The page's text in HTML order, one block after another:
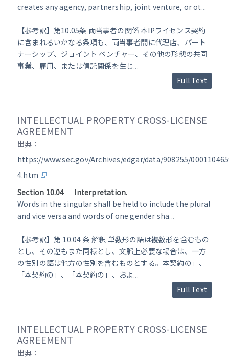
creates any agency, partnership, joint venture, or ot...
【参考訳】第10.05条 両当事者の関係 本IPライセンス契約
に含まれるいかなる条項も、両当事者間に代理店、パート
ナーシップ、ジョイント ベンチャー、その他の形態の共同
事業、雇用、または信託関係を生じ...
Full Text
INTELLECTUAL PROPERTY CROSS-LICENSE
AGREEMENT
出典：
https://www.sec.gov/Archives/edgar/data/908255/
4.htm
Section 10.04 Interpretation.
Words in the singular shall be held to include the plural
and vice versa and words of one gender sha...
【参考訳】第 10.04 条 解釈 単数形の語は複数形を含むもの
とし、その逆もまた同様とし、文脈上必要な場合は、一方
の性別の語は他方の性別を含むものとする。本契約の」、
「本契約の」、「本契約の」、およ...
Full Text
INTELLECTUAL PROPERTY CROSS-LICENSE
AGREEMENT
出典：